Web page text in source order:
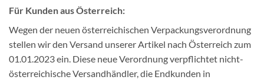
Für Kunden aus Österreich:
Wegen der neuen österreichischen Verpackungsverordnung
stellen wir den Versand unserer Artikel nach Österreich zum
01.01.2023 ein. Diese neue Verordnung verpflichtet nicht-
österreichische Versandhändler, die Endkunden in